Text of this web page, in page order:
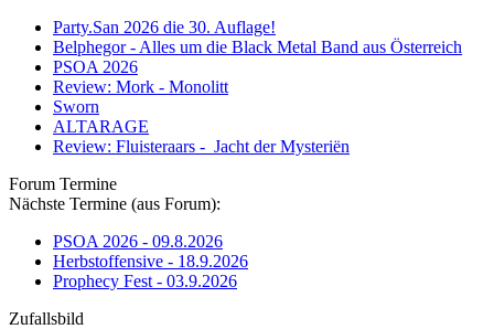
Party.San 2026 die 30. Auflage!
Belphegor - Alles um die Black Metal Band aus Österreich
PSOA 2026
Review: Mork - Monolitt
Sworn
ALTARAGE
Review: Fluisteraars - Jacht der Mysteriën
Forum Termine
Nächste Termine (aus Forum):
PSOA 2026 - 09.8.2026
Herbstoffensive - 18.9.2026
Prophecy Fest - 03.9.2026
Zufallsbild